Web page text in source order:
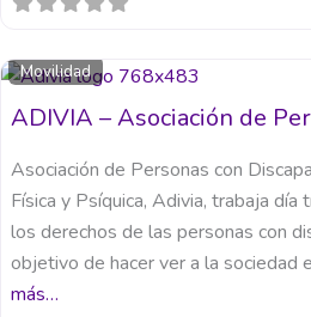
Movilidad
Asociación de Personas con
Física y Psíquica, Adivia, trabaja día
los derechos de las personas con
objetivo de hacer ver a la sociedad
más…